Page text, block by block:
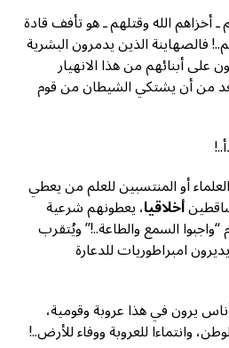
أخزاهم الله وقتلهم ـ هو تأفف قادة
فالصهاينة الذين يدمرون البشرية
على أبنائهم من هذا الانهيار
من أن يشتكي الشيطان من قوم
أو المنتسبين للعلم من يعطي
أخلاقيا، يعطونهم شرعية
السمع والطاعة..!” ويُتقرب
امبراطوريات للدعارة
يرون في هذا عروبة وقومية،
وانتماءا للعروبة ووفاء للأرض..!